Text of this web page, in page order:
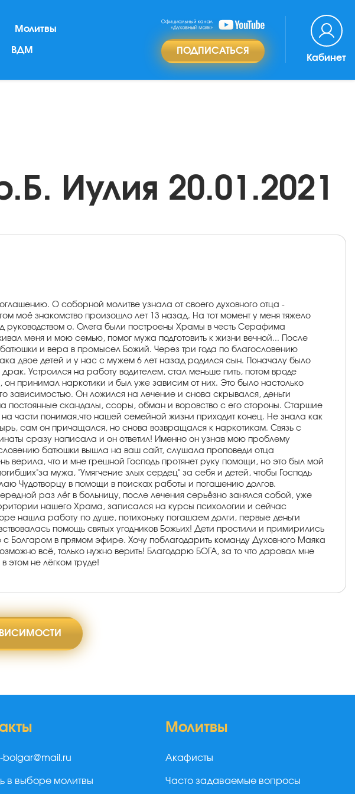
Молитвы
ВДМ ПОДПИСАТЬСЯ
Кабинет
Иулия 20.01.2021
О соборной молитве узнала от своего духовного отца -
моё знакомство произошло лет 13 назад. На тот момент у меня тяжело
о. Олега были построены Храмы в честь Серафима
меня и мою семью, помог мужа подготовить к жизни вечной... После
и вера в промысел Божий. Через три года по благословению
двое детей и у нас с мужем 6 лет назад родился сын. Поначалу было
Устроился на работу водителем, стал меньше пить, потом вроде
он принимал наркотики и был уже зависим от них. Это было настолько
зависимостью. Он ложился на лечение и снова скрывался, деньги
постоянные скандалы, ссоры, обман и воровство с его стороны. Старшие
части понимая,что нашей семейной жизни приходит конец. Не знала как
сам он причащался, но снова возвращался к наркотикам. Связь с
сразу написала и он ответил! Именно он узнав мою проблему
батюшки вышла на ваш сайт, слушала проповеди отца
верила, что и мне грешной Господь протянет руку помощи, но это был мой
мужа, "Умягчение злых сердец" за себя и детей, чтобы Господь
Чудотворцу в помощи в поисках работы и погашению долгов.
раз лёг в больницу, после лечения серьёзно занялся собой, уже
нашего Храма, записался на курсы психологии и сейчас
нашла работу по душе, потихоньку погашаем долги, первые деньги
помощь святых угодников Божьих! Дети простили и примирились
Болгаром в прямом эфире. Хочу поблагодарить команду Духовного Маяка
всё, только нужно верить! Благодарю БОГА, за то что даровал мне
этом не лёгком труде!
bolgar@mail.ru
в выборе молитвы
Молитвы
Акафисты
Часто задаваемые вопросы